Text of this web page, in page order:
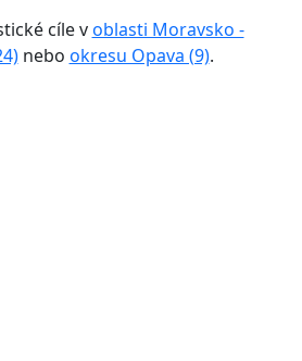
cíle voblasti Moravsko -
nebo okresu Opava (9).